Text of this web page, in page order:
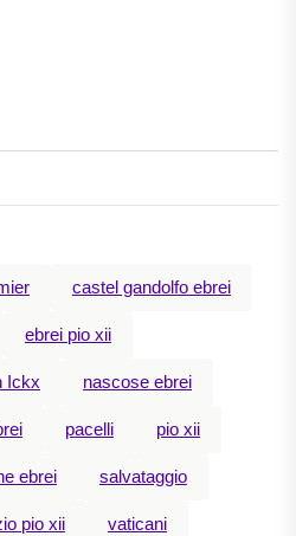
castel gandolfo ebrei
ebrei pio xii
Ickx nascose ebrei
pacelli pio xii
ebrei salvataggio
pio xii vaticani